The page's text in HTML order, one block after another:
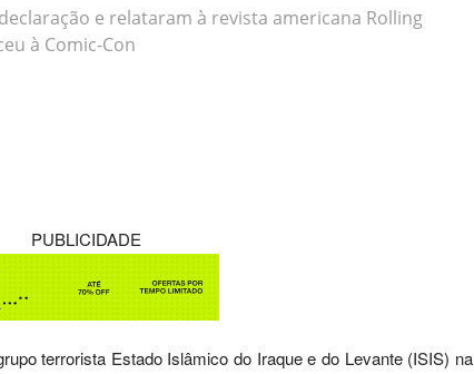
e relataram à revista americana Rolling
à Comic-Con
PUBLICIDADE
terrorista Estado Islâmico do Iraque e do Levante (ISIS) na